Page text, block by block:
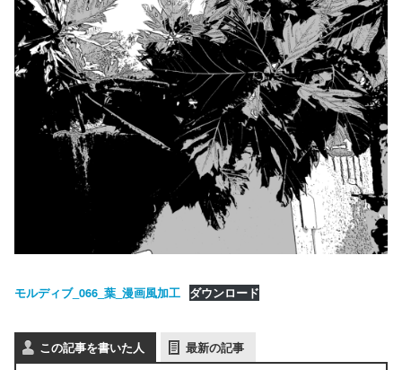
モルディブ_066_葉_漫画風加工 ダウンロード
この記事を書いた人 最新の記事